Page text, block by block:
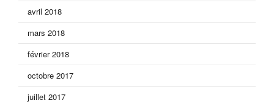
avril 2018
mars 2018
février 2018
octobre 2017
juillet 2017